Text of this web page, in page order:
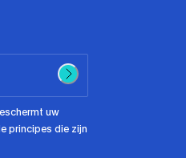
uw
principes die zijn